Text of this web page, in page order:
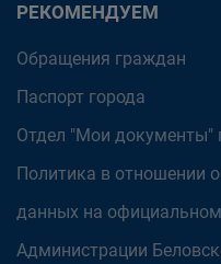
РЕКОМЕНДУЕМ
Обращения граждан
Паспорт города
Отдел "Мои документы"
Политика в отношении
данных на официальном
Администрации